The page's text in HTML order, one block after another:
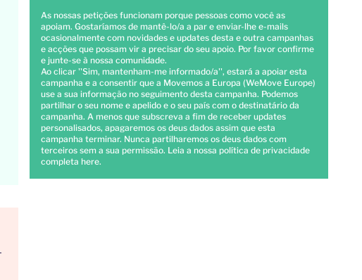
As nossas petições funcionam porque pessoas como você as
apoiam. Gostaríamos de mantê-lo/a a par e enviar-lhe e-mails
ocasionalmente com novidades e updates desta e outra campanhas
e acções que possam vir a precisar do seu apoio. Por favor confirme
e junte-se à nossa comunidade.
Ao clicar ''Sim, mantenham-me informado/a'', estará a apoiar esta
campanha e a consentir que a Movemos a Europa (WeMove Europe)
use a sua informação no seguimento desta campanha. Podemos
partilhar o seu nome e apelido e o seu país com o destinatário da
campanha. A menos que subscreva a fim de receber updates
personalisados, apagaremos os deus dados assim que esta
campanha terminar. Nunca partilharemos os deus dados com
terceiros sem a sua permissão. Leia a nossa política de privacidade
completa here.